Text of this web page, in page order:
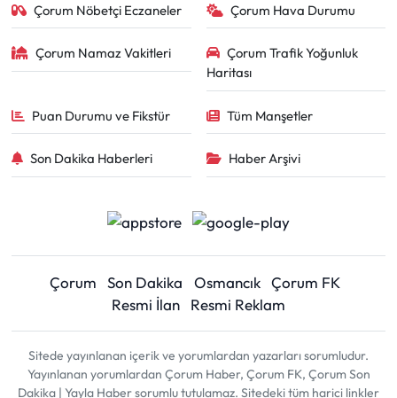
Çorum Nöbetçi Eczaneler Çorum Hava Durumu
Çorum Namaz Vakitleri
Çorum Trafik Yoğunluk
Haritası
Puan Durumu ve Fikstür Tüm Manşetler
Son Dakika Haberleri Haber Arşivi
Çorum Son Dakika Osmancık Çorum FK
Resmi İlan
Resmi Reklam
Sitede yayınlanan içerik ve yorumlardan yazarları sorumludur.
Yayınlanan yorumlardan Çorum Haber, Çorum FK, Çorum Son
Dakika | Yayla Haber sorumlu tutulamaz. Sitedeki tüm harici linkler